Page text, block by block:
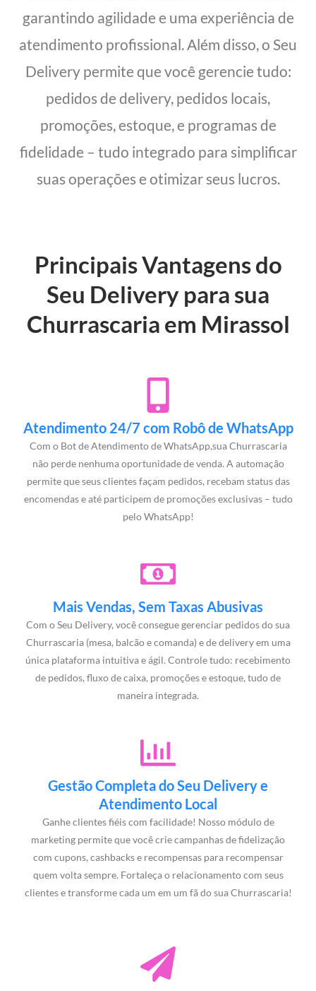
garantindo agilidade e uma experiência de
atendimento profissional. Além disso, o Seu
Delivery permite que você gerencie tudo:
pedidos de delivery, pedidos locais,
promoções, estoque, e programas de
fidelidade – tudo integrado para simplificar
suas operações e otimizar seus lucros.
Principais Vantagens do
Seu Delivery para sua
Churrascaria em Mirassol
Atendimento 24/7 com Robô de WhatsApp
Com o Bot de Atendimento de WhatsApp,sua Churrascaria
não perde nenhuma oportunidade de venda. A automação
permite que seus clientes façam pedidos, recebam status das
encomendas e até participem de promoções exclusivas – tudo
pelo WhatsApp!
Mais Vendas, Sem Taxas Abusivas
Com o Seu Delivery, você consegue gerenciar pedidos do sua
Churrascaria (mesa, balcão e comanda) e de delivery em uma
única plataforma intuitiva e ágil. Controle tudo: recebimento
de pedidos, fluxo de caixa, promoções e estoque, tudo de
maneira integrada.
Gestão Completa do Seu Delivery e
Atendimento Local
Ganhe clientes fiéis com facilidade! Nosso módulo de
marketing permite que você crie campanhas de fidelização
com cupons, cashbacks e recompensas para recompensar
quem volta sempre. Fortaleça o relacionamento com seus
clientes e transforme cada um em um fã do sua Churrascaria!